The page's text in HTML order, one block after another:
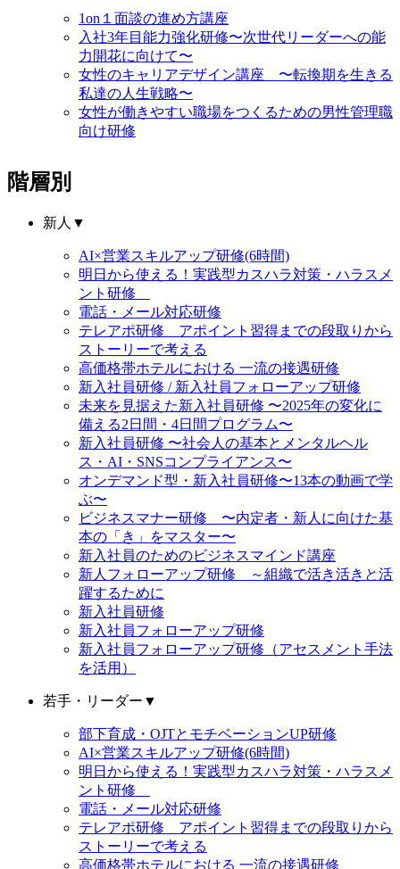
1on１面談の進め方講座
入社3年目能力強化研修〜次世代リーダーへの能
力開花に向けて〜
女性のキャリアデザイン講座 〜転換期を生きる
私達の人生戦略〜
女性が働きやすい職場をつくるための男性管理職
向け研修
階層別
新人 ▼
AI×営業スキルアップ研修(6時間)
明日から使える！実践型カスハラ対策・ハラスメ
ント研修
電話・メール対応研修
テレアポ研修 アポイント習得までの段取りから
ストーリーで考える
高価格帯ホテルにおける 一流の接遇研修
新入社員研修 / 新入社員フォローアップ研修
未来を見据えた新入社員研修 〜2025年の変化に
備える2日間・4日間プログラム〜
新入社員研修 〜社会人の基本とメンタルヘル
ス・AI・SNSコンプライアンス〜
オンデマンド型・新入社員研修〜13本の動画で学
ぶ〜
ビジネスマナー研修 〜内定者・新人に向けた基
本の「き」をマスター〜
新入社員のためのビジネスマインド講座
新人フォローアップ研修 ～組織で活き活きと活
躍するために
新入社員研修
新入社員フォローアップ研修
新入社員フォローアップ研修（アセスメント手法
を活用）
若手・リーダー ▼
部下育成・OJTとモチベーションUP研修
AI×営業スキルアップ研修(6時間)
明日から使える！実践型カスハラ対策・ハラスメ
ント研修
電話・メール対応研修
テレアポ研修 アポイント習得までの段取りから
ストーリーで考える
高価格帯ホテルにおける 一流の接遇研修